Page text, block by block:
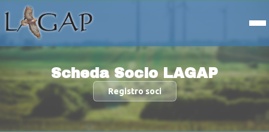
Scheda Socio LAGAP
Registro soci